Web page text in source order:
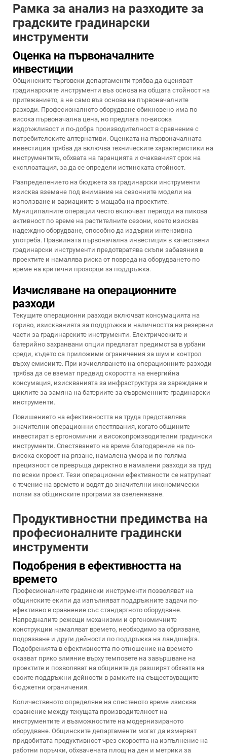
Рамка за анализ на разходите за
градските градинарски
инструменти
Оценка на първоначалните
инвестиции
Общинските търговски департаменти трябва да оценяват
градинарските инструменти въз основа на общата стойност на
притежанието, а не само въз основа на първоначалните
разходи. Професионалното оборудване обикновено има по-
висока първоначална цена, но предлага по-висока
издръжливост и по-добра производителност в сравнение с
потребителските алтернативи. Оценката на първоначалната
инвестиция трябва да включва техническите характеристики на
инструментите, обхвата на гаранцията и очакваният срок на
експлоатация, за да се определи истинската стойност.
Разпределението на бюджета за градинарски инструменти
изисква вземане под внимание на сезонните модели на
използване и вариациите в мащаба на проектите.
Муниципалните операции често включват периоди на пикова
активност по време на растителните сезони, което изисква
надеждно оборудване, способно да издържи интензивна
употреба. Правилната първоначална инвестиция в качествени
градинарски инструменти предотвратява скъпи забавяния в
проектите и намалява риска от повреда на оборудването по
време на критични прозорци за поддръжка.
Изчисляване на операционните
разходи
Текущите операционни разходи включват консумацията на
гориво, изискванията за поддръжка и наличността на резервни
части за градинарските инструменти. Електрическите и
батерийно захранвани опции предлагат предимства в урбани
среди, където са приложими ограничения за шум и контрол
върху емисиите. При изчисляването на операционните разходи
трябва да се вземат предвид скоростта на енергийна
консумация, изискванията за инфраструктура за зареждане и
циклите за замяна на батериите за съвременните градинарски
инструменти.
Повишението на ефективността на труда представлява
значителни операционни спестявания, когато общините
инвестират в ергономични и високопроизводителни градински
инструменти. Спестяването на време благодарение на по-
висока скорост на рязане, намалена умора и по-голяма
прецизност се превръща директно в намалени разходи за труд
по всеки проект. Тези операционни ефективности се натрупват
с течение на времето и водят до значителни икономически
ползи за общинските програми за озеленяване.
Продуктивностни предимства на
професионалните градински
инструменти
Подобрения в ефективността на
времето
Професионалните градински инструменти позволяват на
общинските екипи да изпълняват поддръжните задачи по-
ефективно в сравнение със стандартното оборудване.
Напредналите режещи механизми и ергономичните
конструкции намаляват времето, необходимо за обрязване,
подрязване и други дейности по поддръжка на ландшафта.
Подобренията в ефективността по отношение на времето
оказват пряко влияние върху темповете на завършване на
проектите и позволяват на общините да разширят обхвата на
своите поддръжни дейности в рамките на съществуващите
бюджетни ограничения.
Количественото определяне на спестеното време изисква
сравнение между текущата производителност на
инструментите и възможностите на модернизираното
оборудване. Общинските департаменти могат да измерват
придобитата продуктивност чрез скоростта на изпълнение на
работни поръчки, обхвачената площ на ден и метрики за